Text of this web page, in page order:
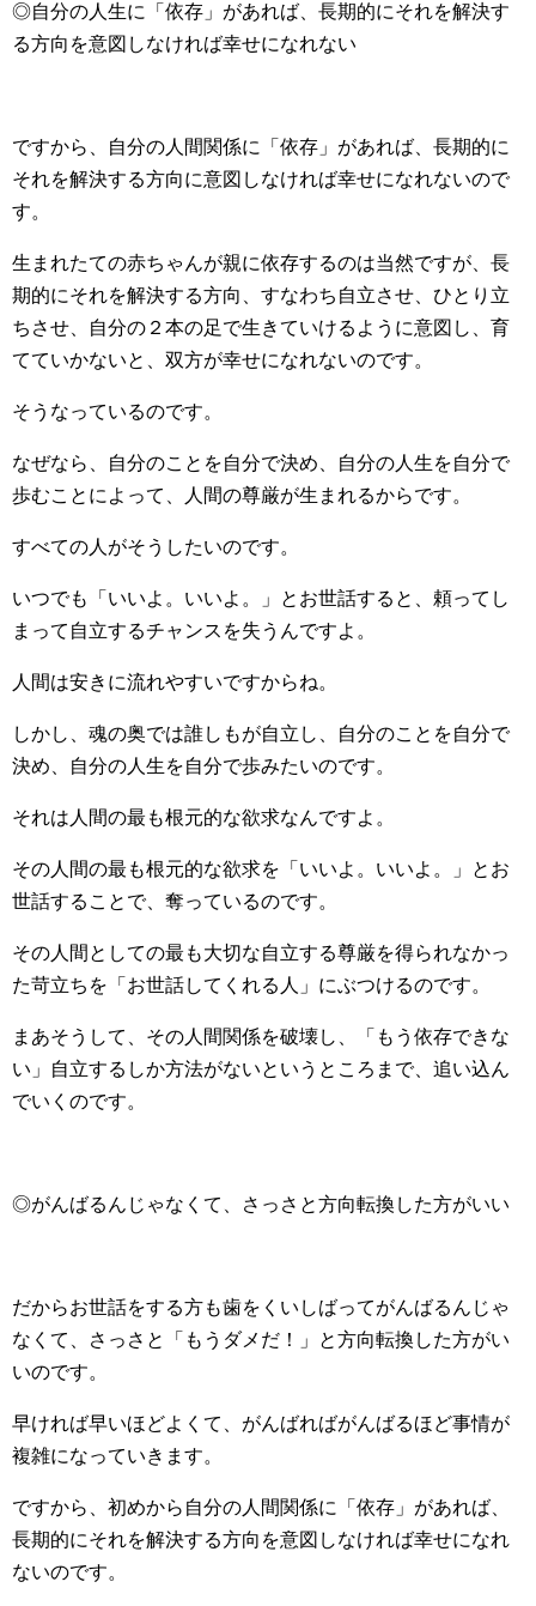
◎自分の人生に「依存」があれば、長期的にそれを解決す
る方向を意図しなければ幸せになれない
ですから、自分の人間関係に「依存」があれば、長期的に
それを解決する方向に意図しなければ幸せになれないので
す。
生まれたての赤ちゃんが親に依存するのは当然ですが、長
期的にそれを解決する方向、すなわち自立させ、ひとり立
ちさせ、自分の２本の足で生きていけるように意図し、育
てていかないと、双方が幸せになれないのです。
そうなっているのです。
なぜなら、自分のことを自分で決め、自分の人生を自分で
歩むことによって、人間の尊厳が生まれるからです。
すべての人がそうしたいのです。
いつでも「いいよ。いいよ。」とお世話すると、頼ってし
まって自立するチャンスを失うんですよ。
人間は安きに流れやすいですからね。
しかし、魂の奥では誰しもが自立し、自分のことを自分で
決め、自分の人生を自分で歩みたいのです。
それは人間の最も根元的な欲求なんですよ。
その人間の最も根元的な欲求を「いいよ。いいよ。」とお
世話することで、奪っているのです。
その人間としての最も大切な自立する尊厳を得られなかっ
た苛立ちを「お世話してくれる人」にぶつけるのです。
まあそうして、その人間関係を破壊し、「もう依存できな
い」自立するしか方法がないというところまで、追い込ん
でいくのです。
◎がんばるんじゃなくて、さっさと方向転換した方がいい
だからお世話をする方も歯をくいしばってがんばるんじゃ
なくて、さっさと「もうダメだ！」と方向転換した方がい
いのです。
早ければ早いほどよくて、がんばればがんばるほど事情が
複雑になっていきます。
ですから、初めから自分の人間関係に「依存」があれば、
長期的にそれを解決する方向を意図しなければ幸せになれ
ないのです。